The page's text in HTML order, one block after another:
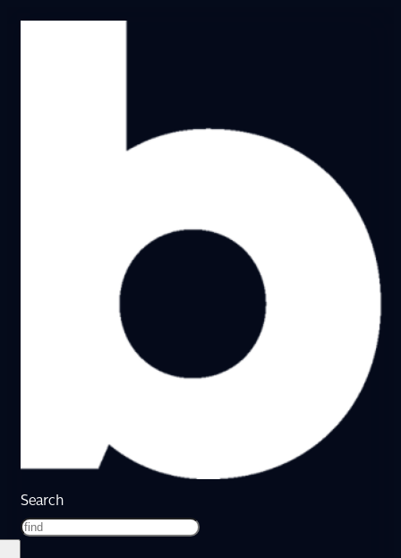
Search